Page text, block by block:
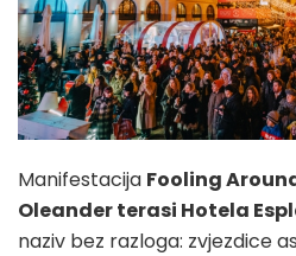
Manifestacija Fooling
Oleander terasi Hotela
naziv bez razloga: zvjezdice